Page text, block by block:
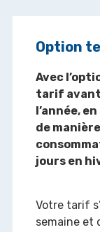
Option
Avec
tarif
l’année,
de
jours en
Votre tarif
semaine et